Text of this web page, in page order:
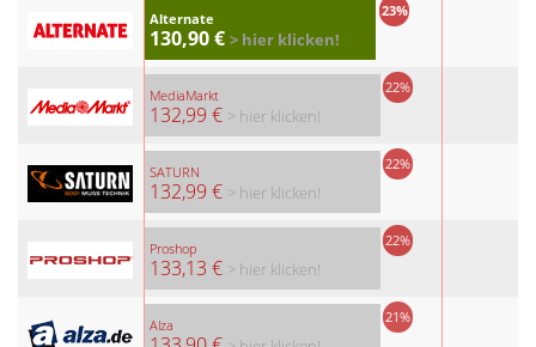
Alternate
130,90 €
23%
> hier klicken!
MediaMarkt
132,99 €
22%
> hier klicken!
SATURN
132,99 €
22%
> hier klicken!
Proshop
133,13 €
22%
> hier klicken!
Alza 21%